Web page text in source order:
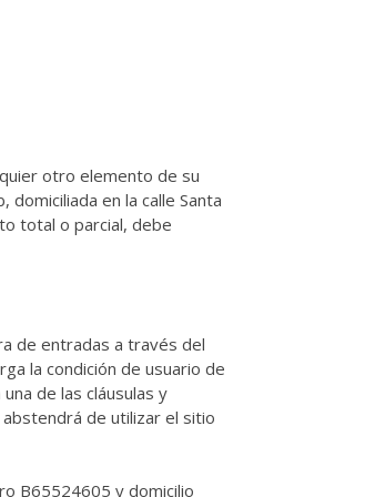
otro elemento de su
en la calle Santa
total o parcial, debe
de entradas a través del
la condición de usuario de
de las cláusulas y
de utilizar el sitio
B65524605 y domicilio